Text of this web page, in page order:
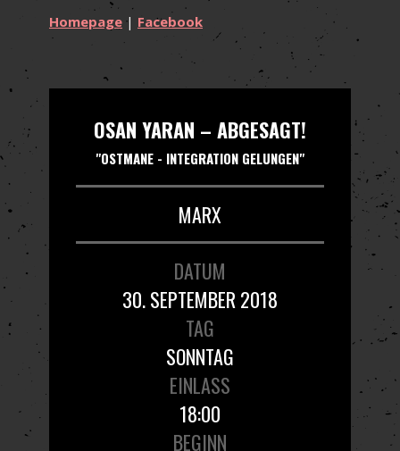
Homepage | Facebook
OSAN YARAN – ABGESAGT!
"OSTMANE - INTEGRATION GELUNGEN"
MARX
DATUM
30. SEPTEMBER 2018
TAG
SONNTAG
EINLASS
18:00
BEGINN